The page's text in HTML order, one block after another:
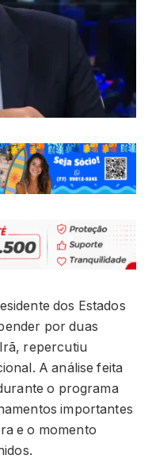
dos Estados
por duas
repercutiu
A análise feita
o programa
importantes
e o momento